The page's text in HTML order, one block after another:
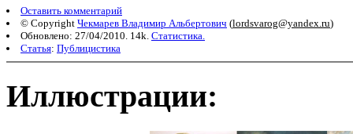
Оставить комментарий
© Copyright Чекмарев Владимир Альбертович (lordsvarog@yandex.ru)
Обновлено: 27/04/2010. 14k. Статистика.
Статья: Публицистика
Иллюстрации: